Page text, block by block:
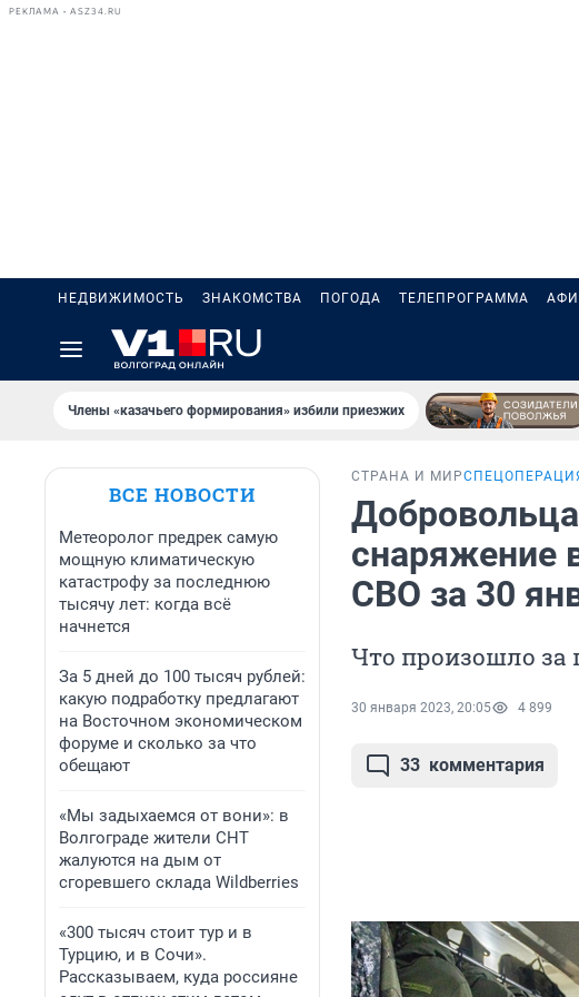
РЕКЛАМА • ASZ34.RU
НЕДВИЖИМОСТЬ ЗНАКОМСТВА ПОГОДА ТЕЛЕПРОГРАММА
Члены «казачьего формирования» избили приезжих
ВСЕ НОВОСТИ
Метеоролог предрек самую
мощную климатическую
катастрофу за последнюю
тысячу лет: когда всё
начнется
За 5 дней до 100 тысяч рублей:
какую подработку предлагают
на Восточном экономическом
форуме и сколько за что
обещают
«Мы задыхаемся от вони»: в
Волгограде жители СНТ
жалуются на дым от
сгоревшего склада Wildberries
«300 тысяч стоит тур и в
Турцию, и в Сочи».
Рассказываем, куда россияне
СТРАНА И МИР
снаряжение
СВО за 30
Что произошло за
30 января 2023, 20:05 4 899
33 комментария